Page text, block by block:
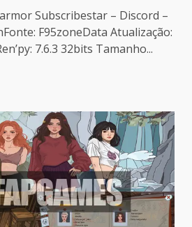
Subscribestar – Discord –
F95zoneData Atualização:
7.6.3 32bits Tamanho...